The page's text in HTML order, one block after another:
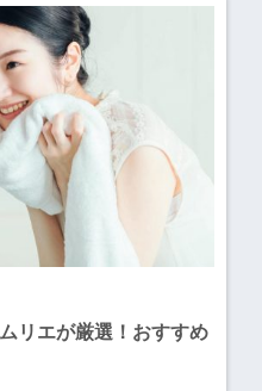
リエが厳選！おすすめ